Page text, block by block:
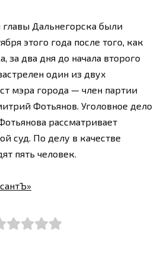
Дальнегорска были
этого года после того, как
за два дня до начала второго
один из двух
мэра города — член партии
Фотьянов. Уголовное дело
рассматривает
суд. По делу в качестве
пять человек.